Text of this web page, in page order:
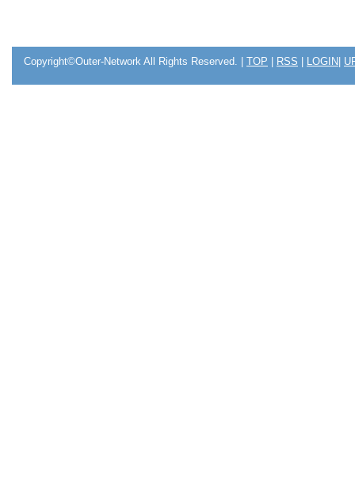
Copyright©Outer-Network All Rights Reserved. | TOP RSS LOGIN